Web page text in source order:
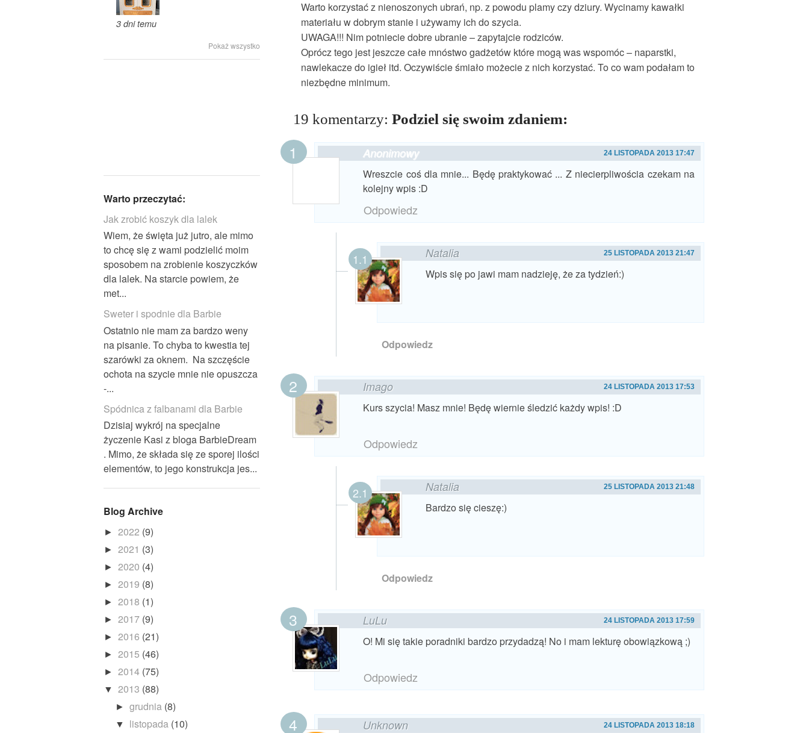
Warto korzystać z nienoszonych ubrań, np. z powodu plamy czy dziury. Wycinamy kawałki
materiału w dobrym stanie i używamy ich do szycia.
UWAGA!!! Nim potniecie dobre ubranie – zapytajcie rodziców.
Oprócz tego jest jeszcze całe mnóstwo gadżetów które mogą was wspomóc – naparstki,
nawlekacze do igieł itd. Oczywiście śmiało możecie z nich korzystać. To co wam podałam to
niezbędne minimum.
19 komentarzy:Podziel się swoim zdaniem:
Anonimowy 24 LISTOPADA 2013 17:47
Wreszcie coś dla mnie... Będę praktykować ... Z niecierpliwościa czekam na
kolejny wpis :D
Odpowiedz
Natalia 25 LISTOPADA 2013 21:47
Wpis się po jawi mam nadzieję, że za tydzień:)
Odpowiedz
Imago 24 LISTOPADA 2013 17:53
Kurs szycia! Masz mnie! Będę wiernie śledzić każdy wpis! :D
Odpowiedz
Natalia 25 LISTOPADA 2013 21:48
Bardzo się cieszę:)
Odpowiedz
LuLu 24 LISTOPADA 2013 17:59
O! Mi się takie poradniki bardzo przydadzą! No i mam lekturę obowiązkową ;)
Odpowiedz
Unknown 24 LISTOPADA 2013 18:18
3 dni temu
Pokaż wszystko
Warto przeczytać:
Jak zrobić koszyk dla lalek
Wiem, że święta już jutro, ale mimo
to chcę się z wami podzielić moim
sposobem na zrobienie koszyczków
dla lalek. Na starcie powiem, że
met...
Sweter i spodnie dla Barbie
Ostatnio nie mam za bardzo weny
na pisanie. To chyba to kwestia tej
szarówki za oknem. Na szczęście
ochota na szycie mnie nie opuszcza
-...
Spódnica z falbanami dla Barbie
Dzisiaj wykrój na specjalne
życzenie Kasi z bloga BarbieDream
. Mimo, że składa się ze sporej ilości
elementów, to jego konstrukcja jes...
Blog Archive
► 2022 (9)
► 2021 (3)
► 2020 (4)
► 2019 (8)
► 2018 (1)
► 2017 (9)
► 2016 (21)
► 2015 (46)
► 2014 (75)
▼ 2013 (88)
►grudnia (8)
▼ listopada (10)